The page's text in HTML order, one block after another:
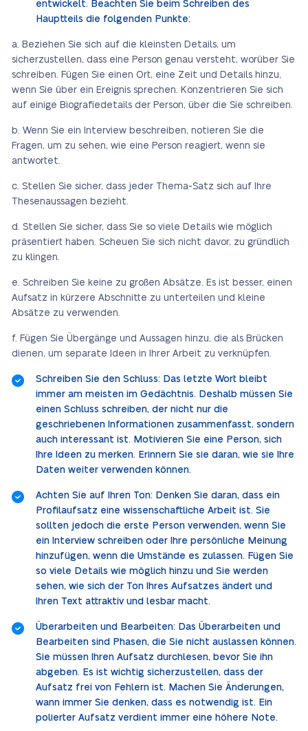
entwickelt. Beachten Sie beim Schreiben des
Hauptteils die folgenden Punkte:
Beziehen Sie sich auf die kleinsten Details, um
sicherzustellen, dass eine Person genau versteht, worüber Sie
schreiben. Fügen Sie einen Ort, eine Zeit und Details hinzu,
wenn Sie über ein Ereignis sprechen. Konzentrieren Sie sich
auf einige Biografiedetails der Person, über die Sie schreiben.
Wenn Sie ein Interview beschreiben, notieren Sie die
Fragen, um zu sehen, wie eine Person reagiert, wenn sie
antwortet.
Stellen Sie sicher, dass jeder Thema-Satz sich auf Ihre
Thesenaussagen bezieht.
Stellen Sie sicher, dass Sie so viele Details wie möglich
präsentiert haben. Scheuen Sie sich nicht davor, zu gründlich
zu klingen.
Schreiben Sie keine zu großen Absätze. Es ist besser, einen
Aufsatz in kürzere Abschnitte zu unterteilen und kleine
Absätze zu verwenden.
Fügen Sie Übergänge und Aussagen hinzu, die als Brücken
dienen, um separate Ideen in Ihrer Arbeit zu verknüpfen.
Schreiben Sie den Schluss: Das letzte Wort bleibt
immer am meisten im Gedächtnis. Deshalb müssen Sie
einen Schluss schreiben, der nicht nur die
geschriebenen Informationen zusammenfasst, sondern
auch interessant ist. Motivieren Sie eine Person, sich
Ihre Ideen zu merken. Erinnern Sie sie daran, wie sie Ihre
Daten weiter verwenden können.
Achten Sie auf Ihren Ton: Denken Sie daran, dass ein
Profilaufsatz eine wissenschaftliche Arbeit ist. Sie
sollten jedoch die erste Person verwenden, wenn Sie
ein Interview schreiben oder Ihre persönliche Meinung
hinzufügen, wenn die Umstände es zulassen. Fügen Sie
so viele Details wie möglich hinzu und Sie werden
sehen, wie sich der Ton Ihres Aufsatzes ändert und
Ihren Text attraktiv und lesbar macht.
Überarbeiten und Bearbeiten: Das Überarbeiten und
Bearbeiten sind Phasen, die Sie nicht auslassen können.
Sie müssen Ihren Aufsatz durchlesen, bevor Sie ihn
abgeben. Es ist wichtig sicherzustellen, dass der
Aufsatz frei von Fehlern ist. Machen Sie Änderungen,
wann immer Sie denken, dass es notwendig ist. Ein
polierter Aufsatz verdient immer eine höhere Note.